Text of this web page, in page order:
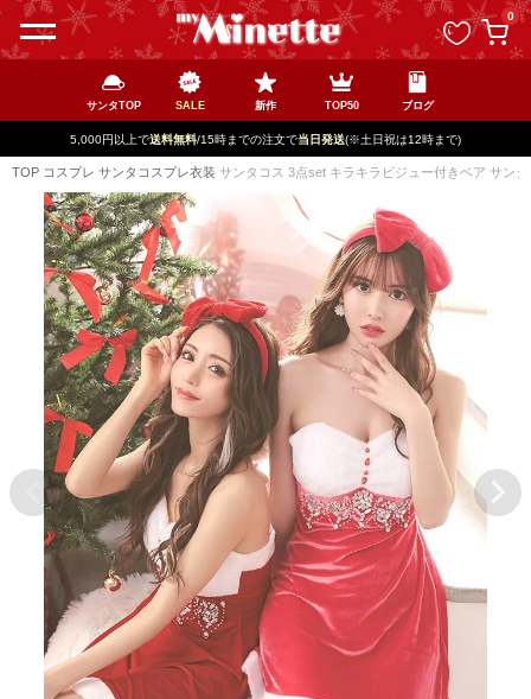
0
サンタTOP SALE 新作 TOP50 ブログ
新規登録で最大2500円OFF!
TOP コスプレ サンタコスプレ衣装 サンタコス 3点set キラキラビジュー付きベア サン
ペー
ジト
ップ